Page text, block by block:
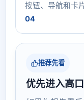
按钮、导航和卡
04
推荐先看
优先进入高